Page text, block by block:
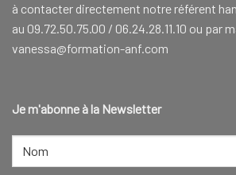
à contacter directement notre référent
au 09.72.50.75.00 / 06.24.28.11.10 ou par
vanessa@formation-anf.com
Je m'abonne à la Newsletter
NOM